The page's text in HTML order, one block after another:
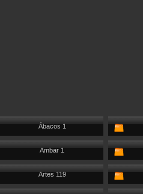
Ábacos 1
Ambar 1
Artes 119